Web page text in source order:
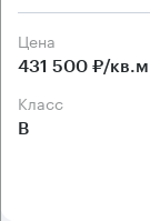
Цена
431 500 ₽/кв.м
класс
B